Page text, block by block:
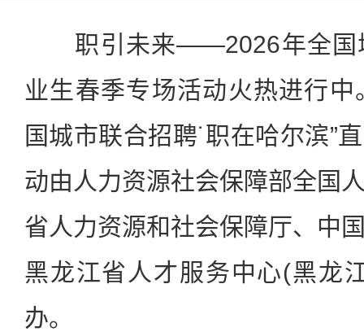
职引未来——2026年全国
业生春季专场活动火热进行中
国城市联合招聘˙职在哈尔滨”
动由人力资源社会保障部全国
省人力资源和社会保障厅、中
黑龙江省人才服务中心(黑龙
办。